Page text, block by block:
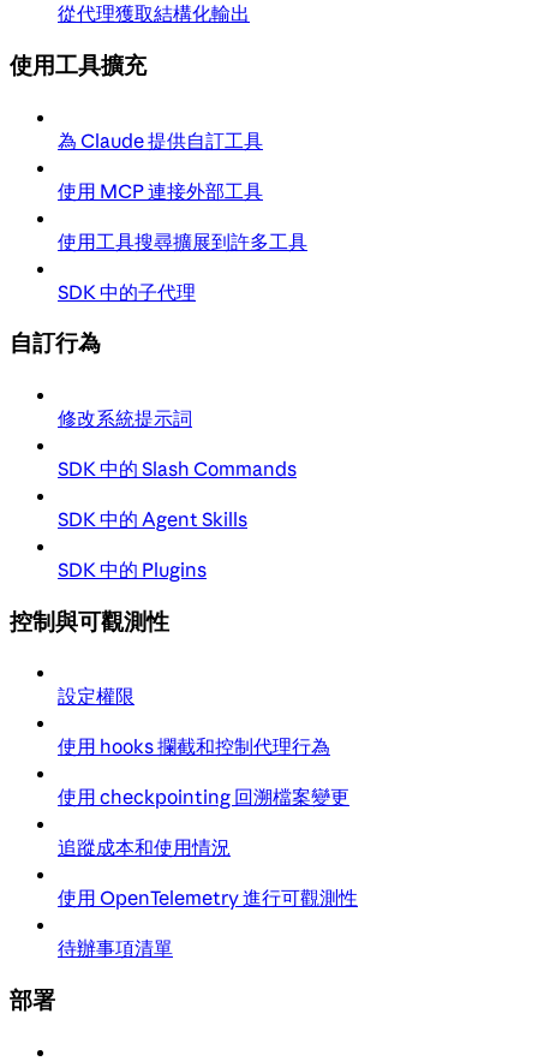
從代理獲取結構化輸出
使用工具擴充
為 Claude 提供自訂工具
使用 MCP 連接外部工具
使用工具搜尋擴展到許多工具
SDK 中的子代理
自訂行為
修改系統提示詞
SDK 中的 Slash Commands
SDK 中的 Agent Skills
SDK 中的 Plugins
控制與可觀測性
設定權限
使用 hooks 攔截和控制代理行為
使用 checkpointing 回溯檔案變更
追蹤成本和使用情況
使用 OpenTelemetry 進行可觀測性
待辦事項清單
部署